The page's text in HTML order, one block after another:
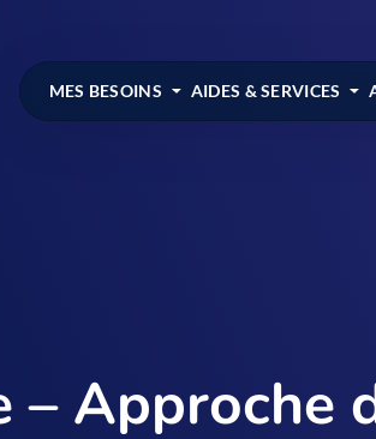
MES BESOINS AIDES & SERVICES
– Approche